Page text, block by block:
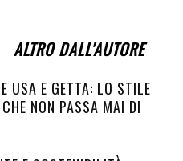
ALTRO DALL'AUTORE
USA E GETTA: LO STILE
NON PASSA MAI DI